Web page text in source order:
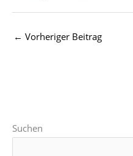
← Vorheriger Beitrag
Suchen